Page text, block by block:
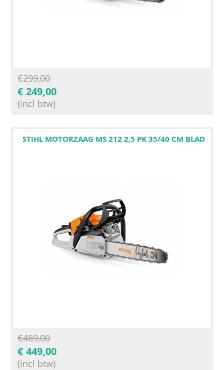
€299,00
€ 249,00
(incl btw)
STIHL MOTORZAAG MS 212 2,5 PK 35/40 CM BLAD
€489,00
€ 449,00
(incl btw)